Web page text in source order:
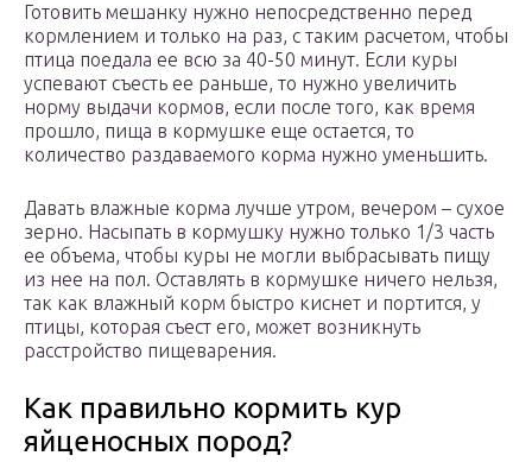
Готовить мешанку нужно непосредственно перед
кормлением и только на раз, с таким расчетом, чтобы
птица поедала ее всю за 40-50 минут. Если куры
успевают съесть ее раньше, то нужно увеличить
норму выдачи кормов, если после того, как время
прошло, пища в кормушке еще остается, то
количество раздаваемого корма нужно уменьшить.
Давать влажные корма лучше утром, вечером – сухое
зерно. Насыпать в кормушку нужно только 1/3 часть
ее объема, чтобы куры не могли выбрасывать пищу
из нее на пол. Оставлять в кормушке ничего нельзя,
так как влажный корм быстро киснет и портится, у
птицы, которая съест его, может возникнуть
расстройство пищеварения.
Как правильно кормить кур
яйценосных пород?